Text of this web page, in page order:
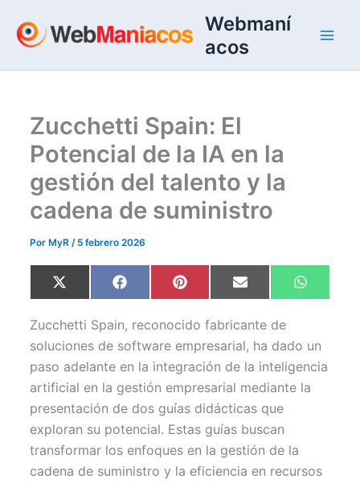
contenido
Webmaní
acos
Zucchetti Spain: El
Potencial de la IA en la
gestión del talento y la
cadena de suministro
Por MyR/ 5 febrero 2026
Compartir
en
X
(
w
i
t
t
e
)
Compartir
en
F
a
e
b
o
o
k
Compartir
en
P
i
t
e
r
e
s
Compartir
en
E
m
i
l
en
W
h
A
p
p
Zucchetti Spain, reconocido fabricante de
soluciones de software empresarial, ha dado un
paso adelante en la integración de la inteligencia
artificial en la gestión empresarial mediante la
presentación de dos guías didácticas que
exploran su potencial. Estas guías buscan
transformar los enfoques en la gestión de la
cadena de suministro y la eficiencia en recursos